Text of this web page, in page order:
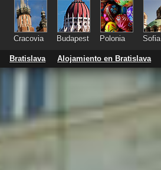
Cracovia Budapest Polonia Sofia
Bratislava Alojamiento en Bratislava